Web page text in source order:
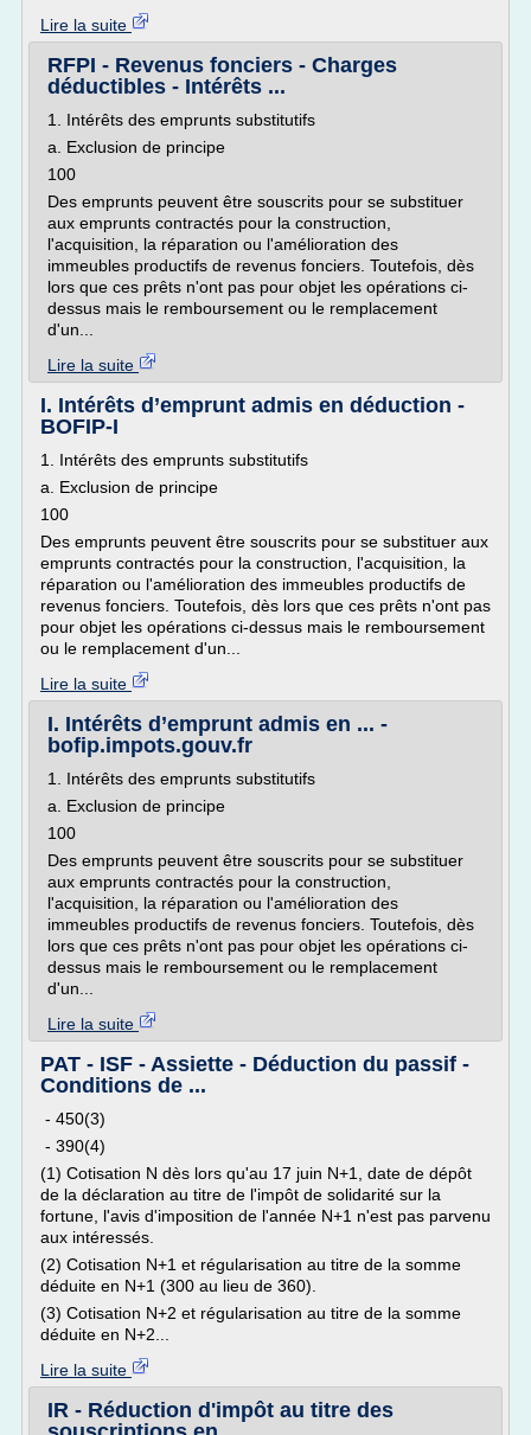
Lire la suite
RFPI - Revenus fonciers - Charges
déductibles - Intérêts ...
1. Intérêts des emprunts substitutifs
a. Exclusion de principe
100
Des emprunts peuvent être souscrits pour se substituer
aux emprunts contractés pour la construction,
l'acquisition, la réparation ou l'amélioration des
immeubles productifs de revenus fonciers. Toutefois, dès
lors que ces prêts n'ont pas pour objet les opérations ci-
dessus mais le remboursement ou le remplacement
d'un...
Lire la suite
I. Intérêts d’emprunt admis en déduction -
BOFIP-I
1. Intérêts des emprunts substitutifs
a. Exclusion de principe
100
Des emprunts peuvent être souscrits pour se substituer aux
emprunts contractés pour la construction, l'acquisition, la
réparation ou l'amélioration des immeubles productifs de
revenus fonciers. Toutefois, dès lors que ces prêts n'ont pas
pour objet les opérations ci-dessus mais le remboursement
ou le remplacement d'un...
Lire la suite
I. Intérêts d’emprunt admis en ... -
bofip.impots.gouv.fr
1. Intérêts des emprunts substitutifs
a. Exclusion de principe
100
Des emprunts peuvent être souscrits pour se substituer
aux emprunts contractés pour la construction,
l'acquisition, la réparation ou l'amélioration des
immeubles productifs de revenus fonciers. Toutefois, dès
lors que ces prêts n'ont pas pour objet les opérations ci-
dessus mais le remboursement ou le remplacement
d'un...
Lire la suite
PAT - ISF - Assiette - Déduction du passif -
Conditions de ...
- 450(3)
- 390(4)
(1) Cotisation N dès lors qu'au 17 juin N+1, date de dépôt
de la déclaration au titre de l'impôt de solidarité sur la
fortune, l'avis d'imposition de l'année N+1 n'est pas parvenu
aux intéressés.
(2) Cotisation N+1 et régularisation au titre de la somme
déduite en N+1 (300 au lieu de 360).
(3) Cotisation N+2 et régularisation au titre de la somme
déduite en N+2...
Lire la suite
IR - Réduction d'impôt au titre des